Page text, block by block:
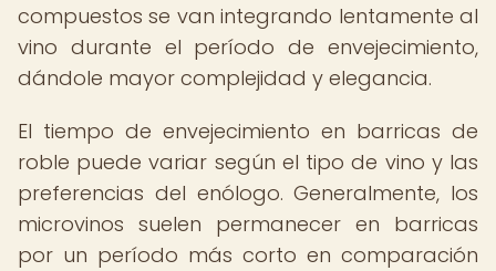
compuestos se van integrando lentamente al
vino durante el período de envejecimiento,
dándole mayor complejidad y elegancia.
El tiempo de envejecimiento en barricas de
roble puede variar según el tipo de vino y las
preferencias del enólogo. Generalmente, los
microvinos suelen permanecer en barricas
por un período más corto en comparación